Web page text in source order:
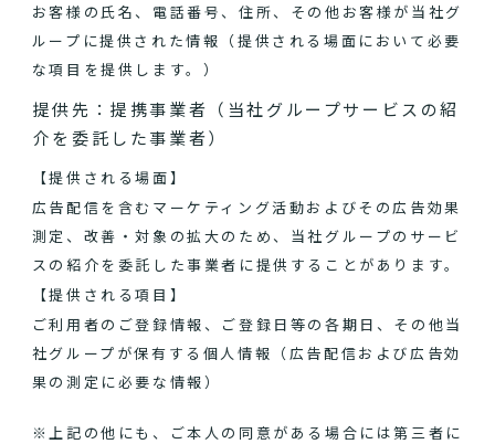
お客様の氏名、電話番号、住所、その他お客様が当社グ
ループに提供された情報（提供される場面において必要
な項目を提供します。）
提供先：提携事業者（当社グループサービスの紹
介を委託した事業者）
【提供される場面】
広告配信を含むマーケティング活動およびその広告効果
測定、改善・対象の拡大のため、当社グループのサービ
スの紹介を委託した事業者に提供することがあります。
【提供される項目】
ご利用者のご登録情報、ご登録日等の各期日、その他当
社グループが保有する個人情報（広告配信および広告効
果の測定に必要な情報）
※上記の他にも、ご本人の同意がある場合には第三者に